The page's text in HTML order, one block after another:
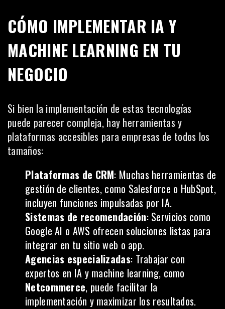
CÓMO IMPLEMENTAR IA Y
MACHINE LEARNING EN TU
NEGOCIO
Si bien la implementación de estas tecnologías
puede parecer compleja, hay herramientas y
plataformas accesibles para empresas de todos los
tamaños:
Plataformas de CRM: Muchas herramientas de
gestión de clientes, como Salesforce o HubSpot,
incluyen funciones impulsadas por IA.
Sistemas de recomendación: Servicios como
Google AI o AWS ofrecen soluciones listas para
integrar en tu sitio web o app.
Agencias especializadas: Trabajar con
expertos en IA y machine learning, como
Netcommerce, puede facilitar la
implementación y maximizar los resultados.